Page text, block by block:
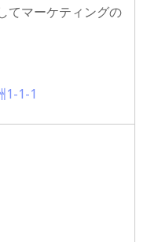
てマーケティングの
1-1-1